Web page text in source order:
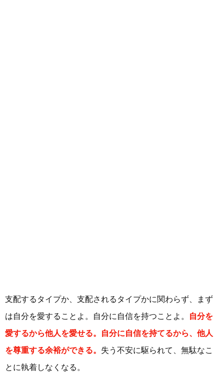
支配するタイプか、支配されるタイプかに関わらず、まず
は自分を愛することよ。自分に自信を持つことよ。
自分を
愛するから他人を愛せる。自分に自信を持てるから、他人
を尊重する余裕ができる。 失う不安に駆られて、無駄なこ
とに執着しなくなる。